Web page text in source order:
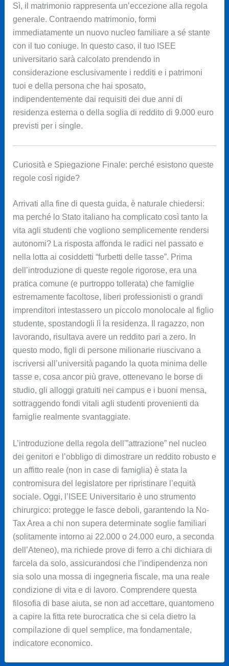
Sì, il matrimonio rappresenta un’eccezione alla regola
generale. Contraendo matrimonio, formi
immediatamente un nuovo nucleo familiare a sé stante
con il tuo coniuge. In questo caso, il tuo ISEE
universitario sarà calcolato prendendo in
considerazione esclusivamente i redditi e i patrimoni
tuoi e della persona che hai sposato,
indipendentemente dai requisiti dei due anni di
residenza esterna o della soglia di reddito di 9.000 euro
previsti per i single.
Curiosità e Spiegazione Finale: perché esistono queste
regole così rigide?
Arrivati alla fine di questa guida, è naturale chiedersi:
ma perché lo Stato italiano ha complicato così tanto la
vita agli studenti che vogliono semplicemente rendersi
autonomi? La risposta affonda le radici nel passato e
nella lotta ai cosiddetti “furbetti delle tasse”. Prima
dell’introduzione di queste regole rigorose, era una
pratica comune (e purtroppo tollerata) che famiglie
estremamente facoltose, liberi professionisti o grandi
imprenditori intestassero un piccolo monolocale al figlio
studente, spostandogli lì la residenza. Il ragazzo, non
lavorando, risultava avere un reddito pari a zero. In
questo modo, figli di persone milionarie riuscivano a
iscriversi all’università pagando la quota minima delle
tasse e, cosa ancor più grave, ottenevano le borse di
studio, gli alloggi gratuiti nei campus e i buoni mensa,
sottraggendo fondi vitali agli studenti provenienti da
famiglie realmente svantaggiate.
L’introduzione della regola dell'”attrazione” nel nucleo
dei genitori e l’obbligo di dimostrare un reddito robusto e
un affitto reale (non in case di famiglia) è stata la
contromisura del legislatore per ripristinare l’equità
sociale. Oggi, l’ISEE Universitario è uno strumento
chirurgico: protegge le fasce deboli, garantendo la No-
Tax Area a chi non supera determinate soglie familiari
(solitamente intorno ai 22.000 o 24.000 euro, a seconda
dell’Ateneo), ma richiede prove di ferro a chi dichiara di
farcela da solo, assicurandosi che l’indipendenza non
sia solo una mossa di ingegneria fiscale, ma una reale
condizione di vita e di lavoro. Comprendere questa
filosofia di base aiuta, se non ad accettare, quantomeno
a capire la fitta rete burocratica che si cela dietro la
compilazione di quel semplice, ma fondamentale,
indicatore economico.